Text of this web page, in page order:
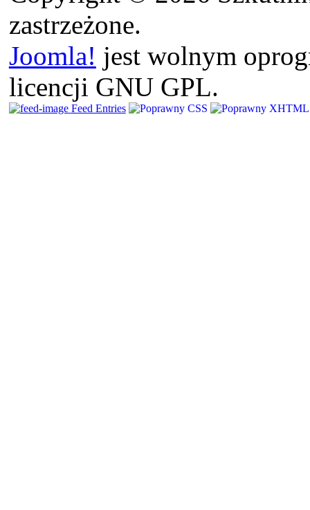
zastrzeżone.
Joomla! jest wolnym
licencji GNU GPL.
Feed Entries